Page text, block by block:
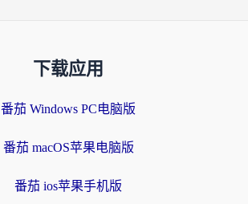
下载应用
番茄 Windows PC电脑版
番茄 macOS苹果电脑版
番茄 ios苹果手机版